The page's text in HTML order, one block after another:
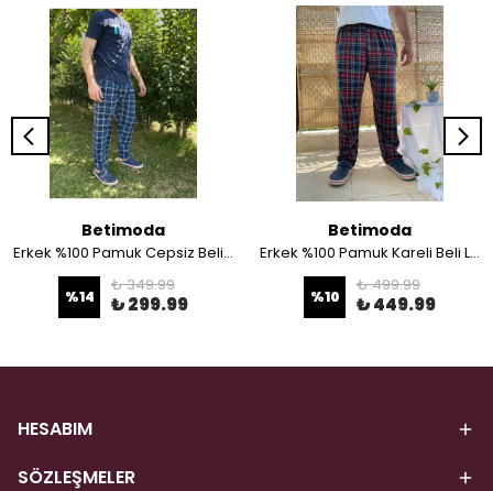
Betimoda
Erkek %100 Pamuk Cepsiz Beli Lastikli Pijama Altı Eşofman
%14
₺ 349.99
₺ 299.99
Betimoda
Erkek %100 Pamuk Kareli Beli Lastikli Cepli Pijama Altı
%10
₺ 499.99
₺ 449.99
HESABIM
SÖZLEŞMELER